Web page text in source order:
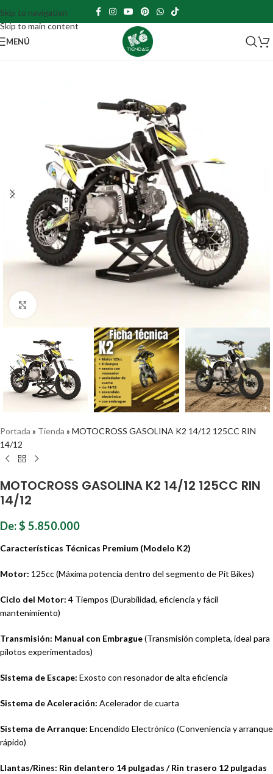
Skip to navigation
Skip to main content
MENÚ
Haz clic para ampliar
Portada » Tienda » MOTOCROSS GASOLINA K2 14/12 125CC RIN
14/12
MOTOCROSS GASOLINA K2 14/12 125CC RIN
14/12
De:$ 5.850.000
Características Técnicas Premium (Modelo K2)
Motor: 125cc (Máxima potencia dentro del segmento de Pit Bikes)
Ciclo del Motor: 4 Tiempos (Durabilidad, eficiencia y fácil
mantenimiento)
Transmisión: Manual con Embrague(Transmisión completa, ideal para
pilotos experimentados)
Sistema de Escape: Exosto con resonador de alta eficiencia
Sistema de Aceleración: Acelerador de cuarta
Sistema de Arranque: Encendido Electrónico (Conveniencia y arranque
rápido)
Llantas/Rines: Rin delantero 14 pulgadas / Rin trasero 12 pulgadas